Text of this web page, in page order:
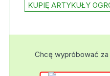
KUPIĘ ARTYKUŁY
Chcę wypróbować za